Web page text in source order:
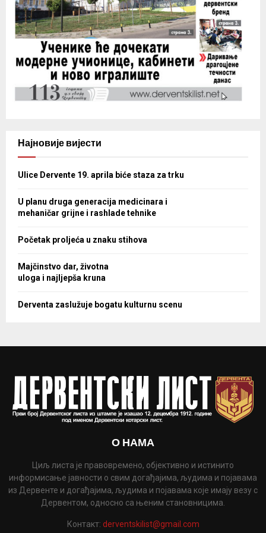
Најновије вијести
Ulice Dervente 19. aprila biće staza za trku
U planu druga generacija medicinara i
mehaničar grijne i rashlade tehnike
Početak proljeća u znaku stihova
Majčinstvo dar, životna
uloga i najljepša kruna
Derventa zaslužuje bogatu kulturnu scenu
О НАМА
Циљ листа је правовремено, објективно и истинито
информисање јавности о свим догађајима, људима и појавама
из Дервенте и догађајима, људима и појавама које имају везу с
Дервентом, односно са њеним становницима.
Контакт: derventskilist@gmail.com